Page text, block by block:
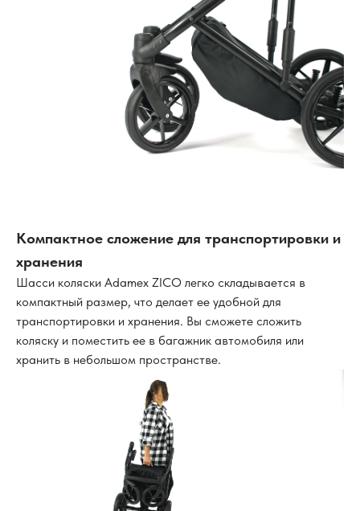
Компактное сложение для транспортировки и
хранения
Шасси коляски Adamex ZICO легко складывается в
компактный размер, что делает ее удобной для
транспортировки и хранения. Вы сможете сложить
коляску и поместить ее в багажник автомобиля или
хранить в небольшом пространстве.